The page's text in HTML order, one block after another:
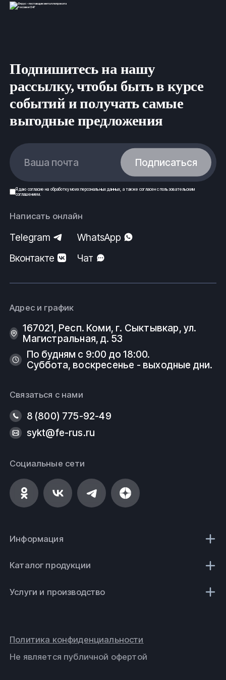
Подпишитесь на нашу
рассылку, чтобы быть в курсе
событий и получать самые
выгодные предложения
Ваша почта Подписаться
Я даю согласие на обработку моих персональных данных , а также согласен спользовательским
соглашением.
Написать онлайн
Telegram
WhatsApp
Вконтакте
Чат
Адрес и график
167021, Респ. Коми, г. Сыктывкар, ул.
Магистральная, д. 53
По будням с 9:00 до 18:00.
Суббота, воскресенье - выходные дни.
Связаться с нами
8 (800) 775-92-49
sykt@fe-rus.ru
Социальные сети
Информация
Каталог продукции
Услуги и производство
Не является публичной офертой
Политика конфиденциальности